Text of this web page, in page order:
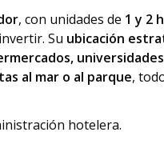
, con unidades de 1 y 2
Su ubicación
al mar o al parque,
hotelera.